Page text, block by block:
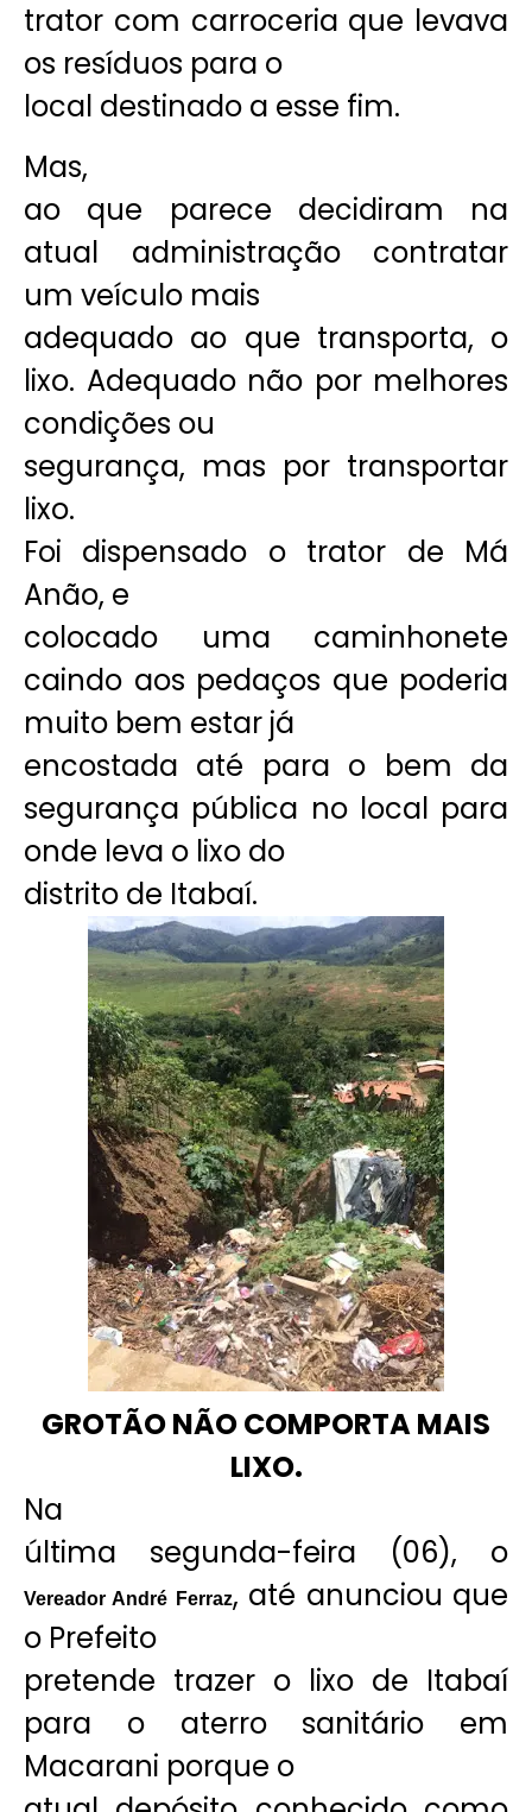
trator com carroceria que levava
os resíduos para o
local destinado a esse fim.
Mas,
ao que parece decidiram na
atual administração contratar
um veículo mais
adequado ao que transporta, o
lixo. Adequado não por melhores
condições ou
segurança, mas por transportar
lixo.
Foi dispensado o trator de Má
Anão, e
colocado uma caminhonete
caindo aos pedaços que poderia
muito bem estar já
encostada até para o bem da
segurança pública no local para
onde leva o lixo do
distrito de Itabaí.
GROTÃO NÃO COMPORTA MAIS
LIXO.
Na
última segunda-feira (06), o
Vereador André Ferraz, até anunciou que
o Prefeito
pretende trazer o lixo de Itabaí
para o aterro sanitário em
Macarani porque o